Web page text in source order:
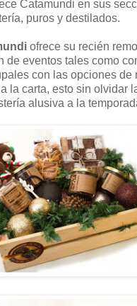
Catamundi en sus
puros y destilados.
ofrece su recién
de eventos tales como
con las opciones de
la carta, esto sin olvidar
alusiva a la